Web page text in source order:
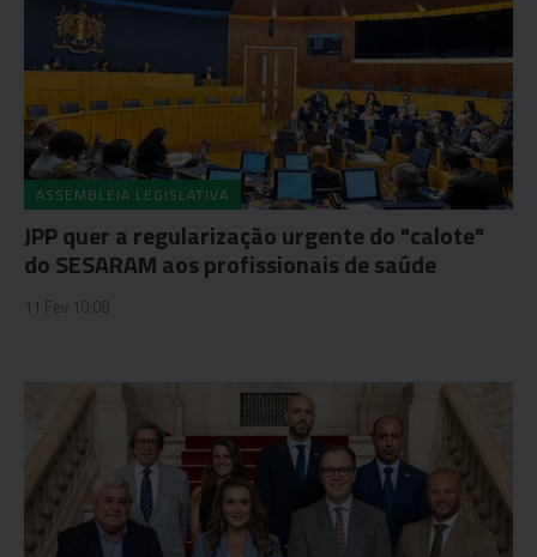
ASSEMBLEIA LEGISLATIVA
JPP quer a regularização urgente do "calote"
do SESARAM aos profissionais de saúde
11 Fev 10:08